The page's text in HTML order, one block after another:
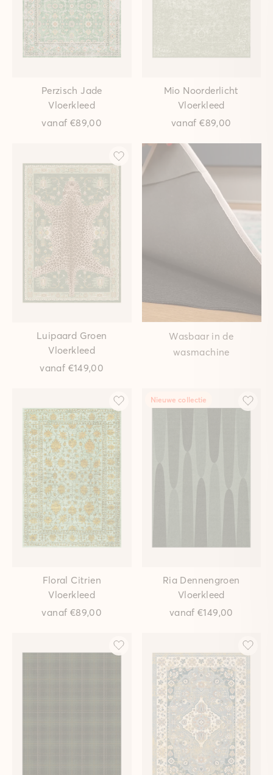
Perzisch Jade
Vloerkleed
vanaf €89,00
Mio Noorderlicht
Vloerkleed
vanaf€89,00
Luipaard Groen
Vloerkleed
vanaf €149,00
Wasbaar in de
wasmachine
Floral Citrien
Vloerkleed
vanaf €89,00
Nieuwe collectie
Ria Dennengroen
Vloerkleed
vanaf€149,00